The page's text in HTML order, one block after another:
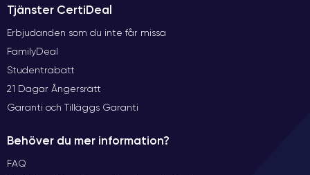
Tjänster CertiDeal
Erbjudanden som du inte får missa
FamilyDeal
Studentrabatt
21 Dagar Ångersrätt
Garanti och Tilläggs Garanti
Behöver du mer information?
FAQ